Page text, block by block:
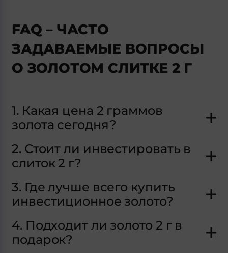
FAQ – ЧАСТО
ЗАДАВАЕМЫЕ ВОПРОСЫ
О ЗОЛОТОМ СЛИТКЕ 2 Г
1. Какая цена 2 граммов
золота сегодня?
2. Стоит ли инвестировать в
слиток 2 г?
3. Где лучше всего купить
инвестиционное золото?
4. Подходит ли золото 2 г в
подарок?